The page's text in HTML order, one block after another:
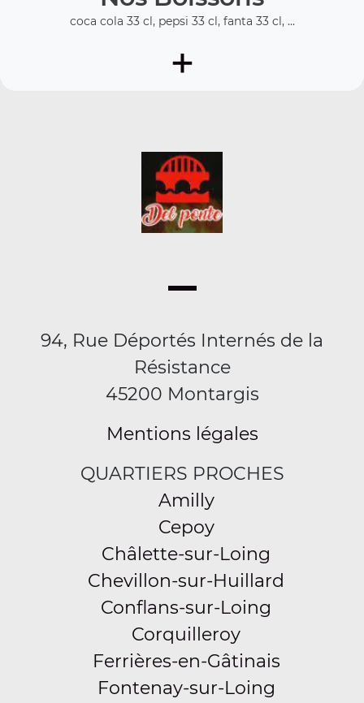
coca cola 33 cl, pepsi 33 cl, fanta 33 cl, ...
+
94, Rue Déportés Internés de la
Résistance
45200 Montargis
Mentions légales
QUARTIERS PROCHES
Amilly
Cepoy
Châlette-sur-Loing
Chevillon-sur-Huillard
Conflans-sur-Loing
Corquilleroy
Ferrières-en-Gâtinais
Fontenay-sur-Loing